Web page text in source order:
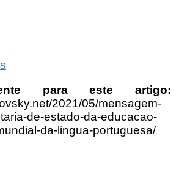
para este artigo:
2021/05/mensagem-
de-estado-da-educacao-
da-lingua-portuguesa/